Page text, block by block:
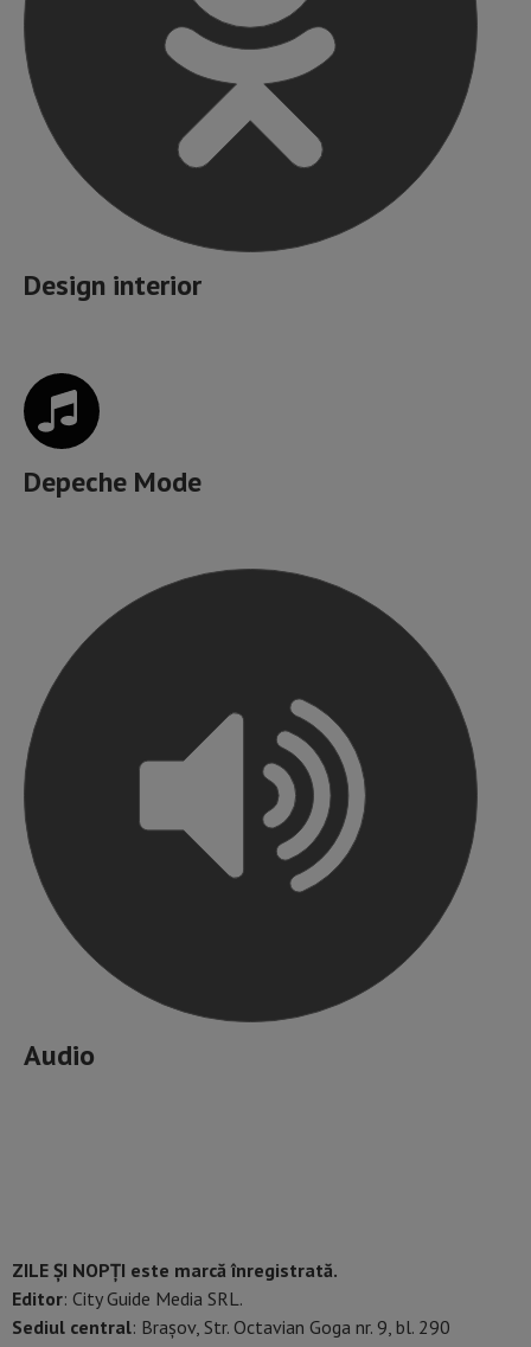
Design interior
Depeche Mode
Audio
ZILE ȘI NOPȚI este marcă înregistrată.
Editor: City Guide Media SRL.
Sediul central: Brașov, Str. Octavian Goga nr. 9, bl. 290